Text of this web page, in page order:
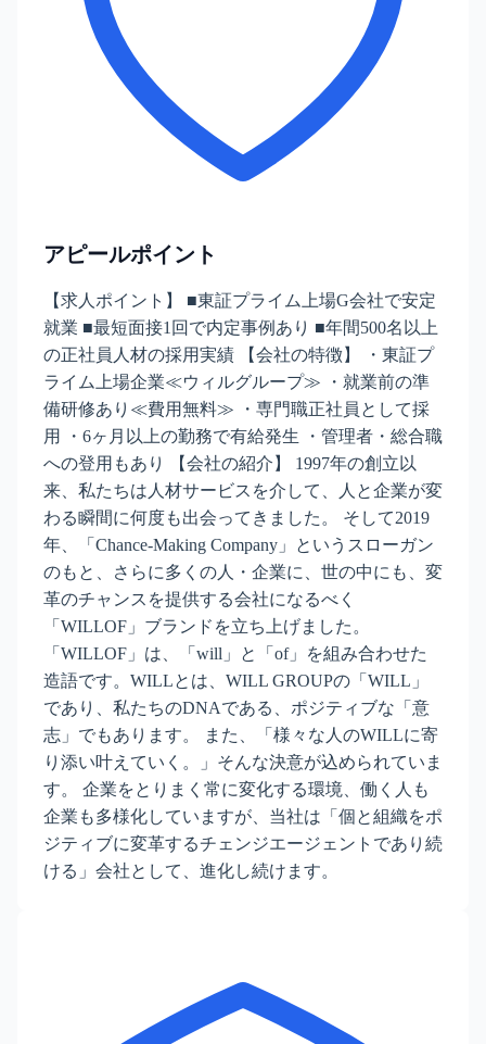
アピールポイント
【求人ポイント】 ■東証プライム上場G会社で安定
就業 ■最短面接1回で内定事例あり ■年間500名以上
の正社員人材の採用実績 【会社の特徴】 ・東証プ
ライム上場企業≪ウィルグループ≫ ・就業前の準
備研修あり≪費用無料≫ ・専門職正社員として採
用 ・6ヶ月以上の勤務で有給発生 ・管理者・総合職
への登用もあり 【会社の紹介】 1997年の創立以
来、私たちは人材サービスを介して、人と企業が変
わる瞬間に何度も出会ってきました。 そして2019
年、「Chance-Making Company」というスローガン
のもと、さらに多くの人・企業に、世の中にも、変
革のチャンスを提供する会社になるべく
「WILLOF」ブランドを立ち上げました。
「WILLOF」は、「will」と「of」を組み合わせた
造語です。WILLとは、WILL GROUPの「WILL」
であり、私たちのDNAである、ポジティブな「意
志」でもあります。 また、「様々な人のWILLに寄
り添い叶えていく。」そんな決意が込められていま
す。 企業をとりまく常に変化する環境、働く人も
企業も多様化していますが、当社は「個と組織をポ
ジティブに変革するチェンジエージェントであり続
ける」会社として、進化し続けます。